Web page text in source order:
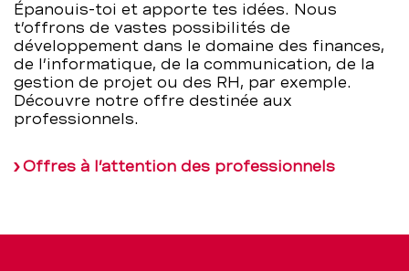
Épanouis-toi et apporte tes idées. Nous
t’offrons de vastes possibilités de
développement dans le domaine des finances,
de l’informatique, de la communication, de la
gestion de projet ou des RH, par exemple.
Découvre notre offre destinée aux
professionnels.
Offres à l’attention des professionnels